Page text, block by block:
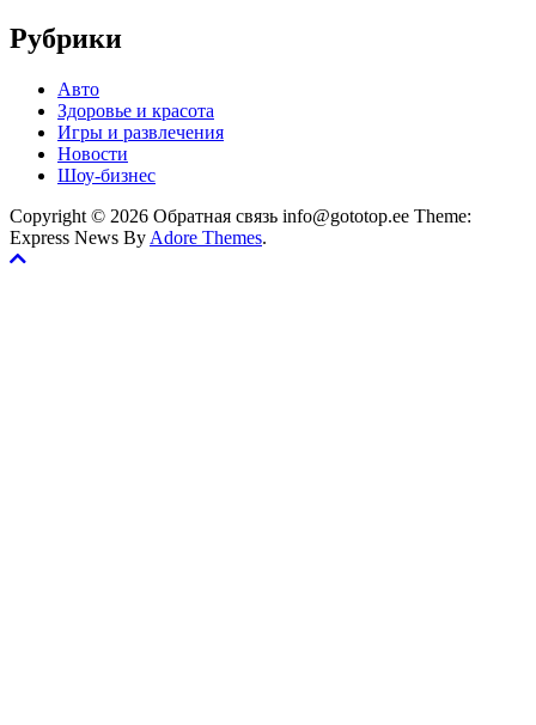
Рубрики
Авто
Здоровье и красота
Игры и развлечения
Новости
Шоу-бизнес
Copyright © 2026 Обратная связь info@gototop.ee Theme:
Express News By Adore Themes.